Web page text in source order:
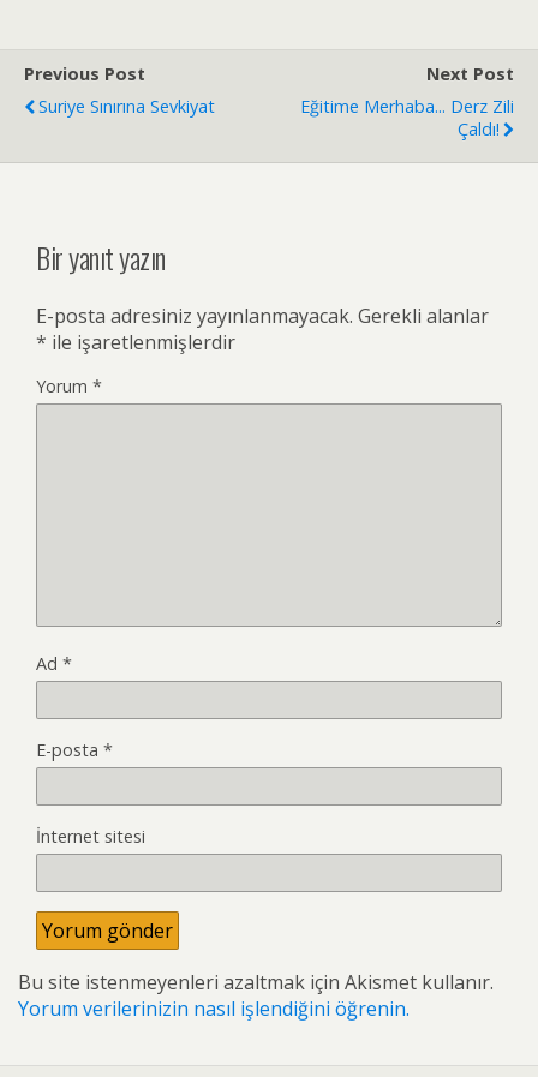
Previous Post
Suriye Sınırına Sevkiyat
Next Post
Eğitime Merhaba... Derz Zili
Çaldı!
Bir yanıt yazın
E-posta adresiniz yayınlanmayacak. Gerekli alanlar
* ile işaretlenmişlerdir
Yorum *
Ad *
E-posta *
İnternet sitesi
Bu site istenmeyenleri azaltmak için Akismet kullanır.
Yorum verilerinizin nasıl işlendiğini öğrenin.